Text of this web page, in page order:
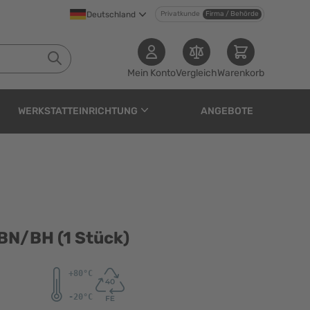
Deutschland Privatkunde Firma / Behörde
Mein KontoVergleichWarenkorb
WERKSTATTEINRICHTUNG ANGEBOTE
BH (1 Stück)